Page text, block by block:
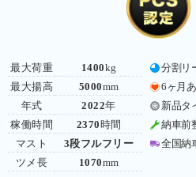
最大荷重
最大揚高
年式
稼働時間
マスト
ツメ長
1400kg
5000mm
2022年
2370 時間
3段フルフリー
1070mm
分割リ
6ヶ月
新品タ
納車前
全国納